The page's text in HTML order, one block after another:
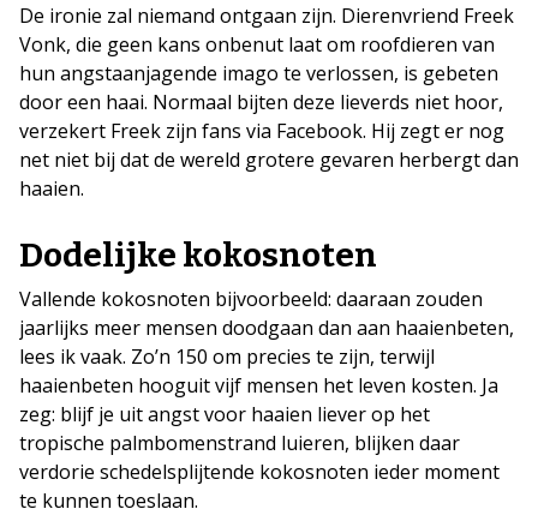
De ironie zal niemand ontgaan zijn. Dierenvriend Freek
Vonk, die geen kans onbenut laat om roofdieren van
hun angstaanjagende imago te verlossen, is gebeten
door een haai. Normaal bijten deze lieverds niet hoor,
verzekert Freek zijn fans via Facebook. Hij zegt er nog
net niet bij dat de wereld grotere gevaren herbergt dan
haaien.
Dodelijke kokosnoten
Vallende kokosnoten bijvoorbeeld: daaraan zouden
jaarlijks meer mensen doodgaan dan aan haaienbeten,
lees ik vaak. Zo’n 150 om precies te zijn, terwijl
haaienbeten hooguit vijf mensen het leven kosten. Ja
zeg: blijf je uit angst voor haaien liever op het
tropische palmbomenstrand luieren, blijken daar
verdorie schedelsplijtende kokosnoten ieder moment
te kunnen toeslaan.